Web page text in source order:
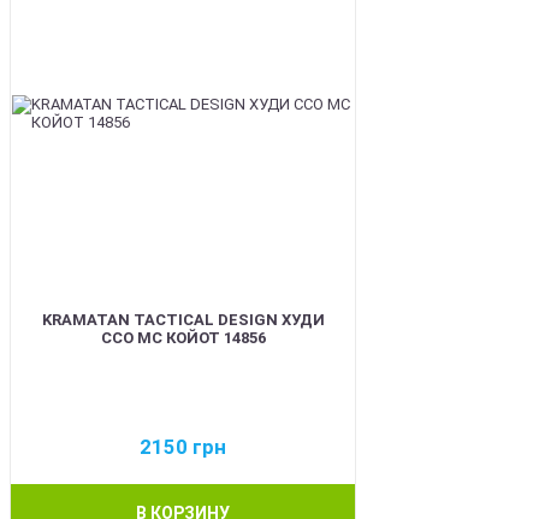
KRAMATAN TACTICAL DESIGN ХУДИ
ССО МС КОЙОТ 14856
2150 грн
В КОРЗИНУ